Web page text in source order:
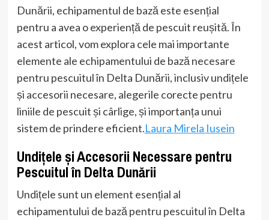
Dunării, echipamentul de bază este esențial
pentru a avea o experiență de pescuit reușită. În
acest articol, vom explora cele mai importante
elemente ale echipamentului de bază necesare
pentru pescuitul în Delta Dunării, inclusiv undițele
și accesorii necesare, alegerile corecte pentru
liniile de pescuit și cârlige, și importanța unui
sistem de prindere eficient.Laura Mirela Iusein
Undițele și Accesorii Necessare pentru
Pescuitul în Delta Dunării
Undițele sunt un element esențial al
echipamentului de bază pentru pescuitul în Delta